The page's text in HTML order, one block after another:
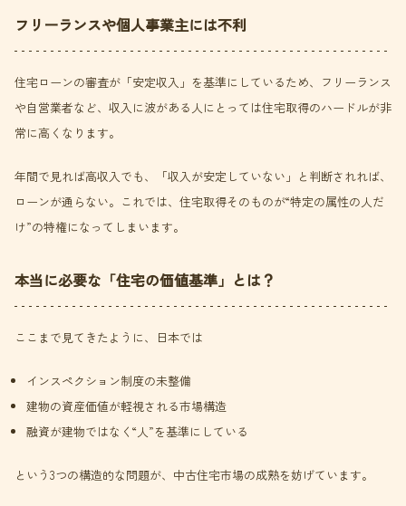
フリーランスや個人事業主には不利
住宅ローンの審査が「安定収入」を基準にしているため、フリーランス
や自営業者など、収入に波がある人にとっては住宅取得のハードルが非
常に高くなります。
年間で見れば高収入でも、「収入が安定していない」と判断されれば、
ローンが通らない。これでは、住宅取得そのものが“特定の属性の人だ
け”の特権になってしまいます。
本当に必要な「住宅の価値基準」とは？
ここまで見てきたように、日本では
インスペクション制度の未整備
建物の資産価値が軽視される市場構造
融資が建物ではなく“人”を基準にしている
という3つの構造的な問題が、中古住宅市場の成熟を妨げています。